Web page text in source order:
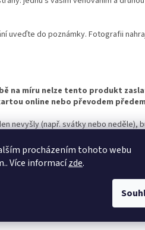
procházením tohoto webu
Více informacízde.
uveďte do poznámky. Fotografii
na míru nelze tento produkt
online nebo převodem
nevyšly (např. svátky nebo neděle),
dnů od přijetí platby.
objednávky, zavolejte nám na naši